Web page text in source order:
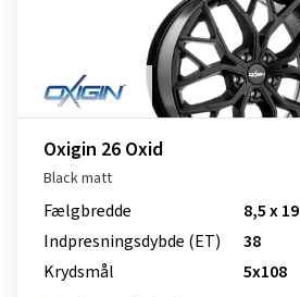
Oxigin 26 Oxid
Black matt
Fælgbredde
8,5 x 19
Indpresnings­dybde (ET)
38
Krydsmål
5x108